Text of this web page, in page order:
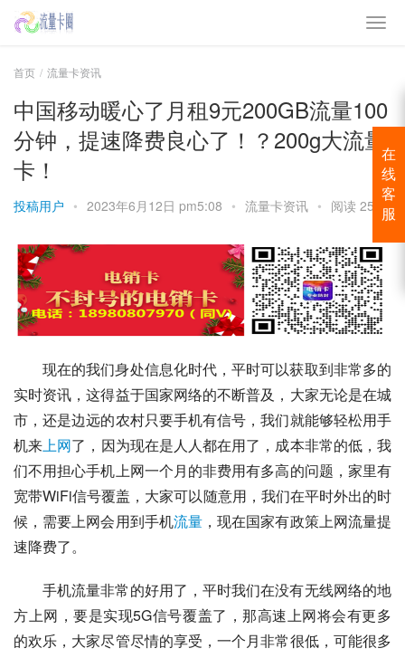
首页 流量卡资讯
中国移动暖心了月租9元200GB流量100
分钟，提速降费良心了！？200g大流量
卡！
投稿用户 • 2023年6月12日 pm5:08 • 流量卡资讯 • 阅读 2555
现在的我们身处信息化时代，平时可以获取到非常多的
实时资讯，这得益于国家网络的不断普及，大家无论是在城
市，还是边远的农村只要手机有信号，我们就能够轻松用手
机来上网了，因为现在是人人都在用了，成本非常的低，我
们不用担心手机上网一个月的非费用有多高的问题，家里有
宽带WiFi信号覆盖，大家可以随意用，我们在平时外出的时
候，需要上网会用到手机流量 ，现在国家有政策上网流量提
速降费了。
手机流量非常的好用了，平时我们在没有无线网络的地
方上网，要是实现5G信号覆盖了，那高速上网将会有更多
的欢乐，大家尽管尽情的享受，一个月非常很低，可能很多
在
线
客
服